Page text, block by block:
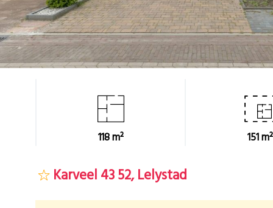
118 m² 151 m²
Karveel 43 52, Lelystad